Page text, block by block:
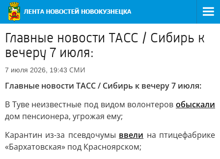
Главные новости ТАСС / Сибирь к
вечеру 7 июля:
7 июля 2026, 19:43 СМИ
Главные новости ТАСС / Сибирь к вечеру 7 июля:
В Туве неизвестные под видом волонтеров обыскали
дом пенсионера, угрожая ему;
Карантин из-за псевдочумы ввели на птицефабрике
«Бархатовская» под Красноярском;